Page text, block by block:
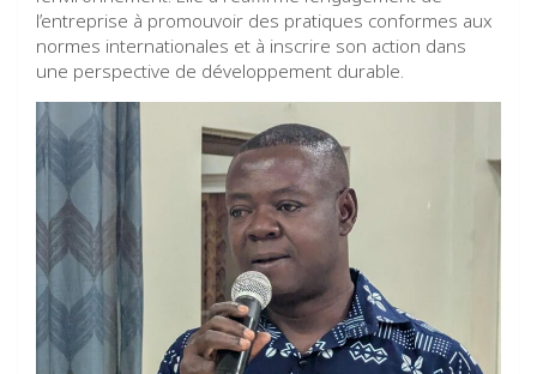
l’entreprise à promouvoir des pratiques conformes aux
normes internationales et à inscrire son action dans
une perspective de développement durable.